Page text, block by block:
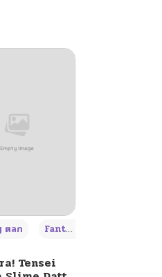
+4
ตลก Fantasy แฟนตาซี
Tensei